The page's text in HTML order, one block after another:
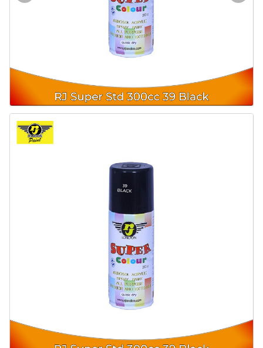
Kitchen
Hobbies
Houseware